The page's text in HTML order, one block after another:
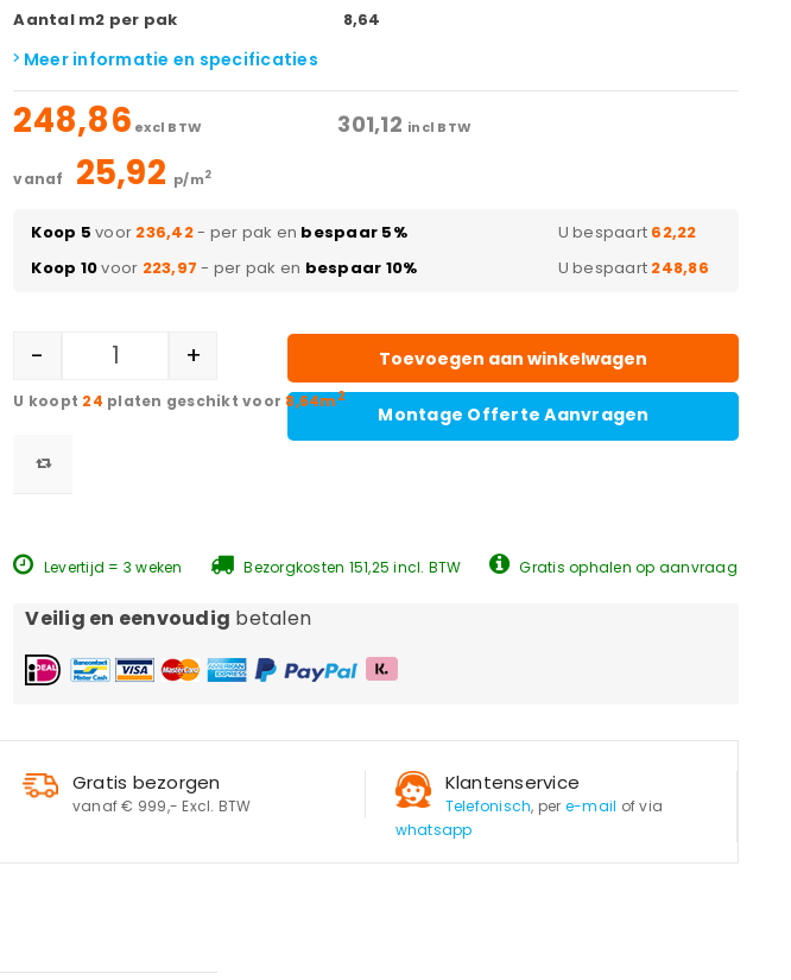
Aantal m2 per pak 8,64
Meer informatie en specificaties
248,86 excl BTW 301,12 incl BTW
vanaf 25,92 p/m2
Koop 5 voor 236,42- per pak en bespaar 5% U bespaart 62,22
Koop 10voor 223,97 - per pak en bespaar 10% U bespaart 248,86
- + Toevoegen aan winkelwagen
Montage Offerte Aanvragen
24 platen geschikt voor 8,64m2
Levertijd = 3 weken Bezorgkosten 151,25 incl. BTW Gratis ophalen op aanvraag
Veilig en eenvoudig betalen
Gratis bezorgen
vanaf € 999,- Excl. BTW
Klantenservice
Telefonisch, per e-mail of via
whatsapp